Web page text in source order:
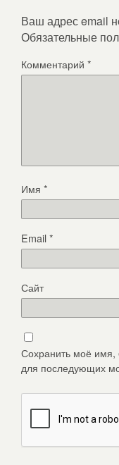
Ваш адрес email
Обязательные
Комментарий *
Имя *
Email*
Сайт
Сохранить моё имя,
для последующих